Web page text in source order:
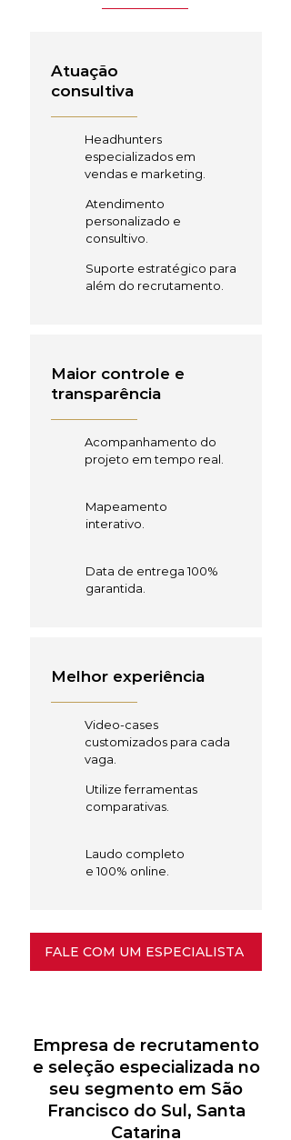
Atuação
consultiva
Headhunters
especializados em
vendas e marketing.
Atendimento
personalizado e
consultivo.
Suporte estratégico para
além do recrutamento.
Maior controle e
transparência
Acompanhamento do
projeto em tempo real.
Mapeamento
interativo.
Data de entrega 100%
garantida.
Melhor experiência
Video-cases
customizados para cada
vaga.
Utilize ferramentas
comparativas.
Laudo completo
e 100% online.
FALE COM UM ESPECIALISTA
Empresa de recrutamento
e seleção especializada no
seu segmento em São
Francisco do Sul, Santa
Catarina